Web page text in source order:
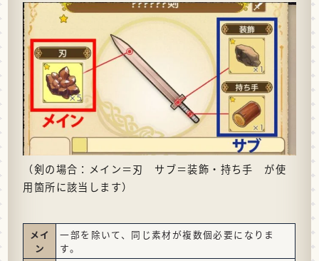
（剣の場合：メイン＝刃 サブ＝装飾・持ち手 が使
用箇所に該当します）
メイ
ン
一部を除いて、同じ素材が複数個必要になりま
す。